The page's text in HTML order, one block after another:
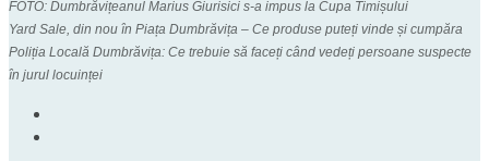
FOTO: Dumbrăvițeanul Marius Giurisici s-a impus la Cupa Timișului
Yard Sale, din nou în Piața Dumbrăvița – Ce produse puteți vinde și cumpăra
Poliția Locală Dumbrăvița: Ce trebuie să faceți când vedeți persoane suspecte
în jurul locuinței